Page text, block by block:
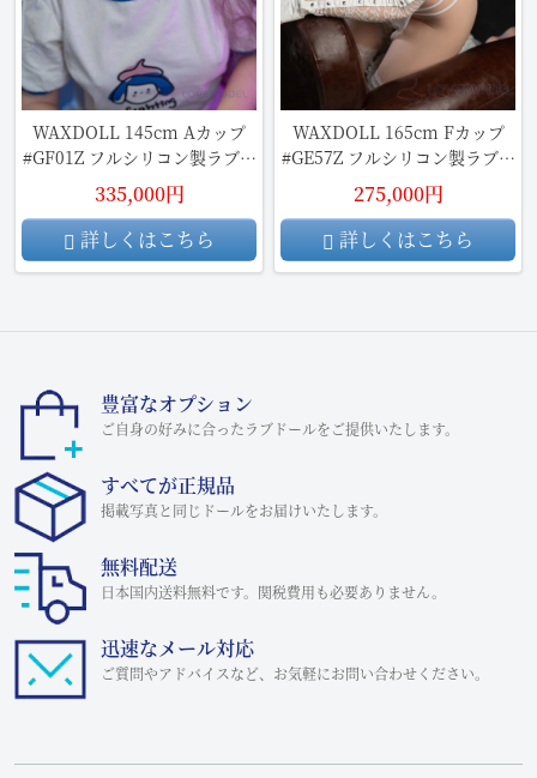
WAXDOLL 145cm Aカップ
#GF01Z フルシリコン製ラブド
ール
335,000円
詳しくはこちら
WAXDOLL 165cm Fカップ
#GE57Z フルシリコン製ラブド
ール
275,000円
詳しくはこちら
豊富なオプション
ご自身の好みに合ったラブドールをご提供いたします。
すべてが正規品
掲載写真と同じドールをお届けいたします。
無料配送
日本国内送料無料です。関税費用も必要ありません。
迅速なメール対応
ご質問やアドバイスなど、お気軽にお問い合わせください。